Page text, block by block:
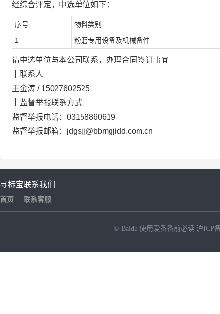
经综合评定， 中选单位如下：
序号 物料类别
1 粉磨专用设备及机械备件
请中选单位与本公司联系，办理合同签订事宜
联系人
王金涛 / 15027602525
监督举报联系方式
监督举报电话： 03158860619
监督举报邮箱： jdgsjj@bbmgjidd.com.cn
寻标宝
首页
联系我们
联系客服
© Baidu 使用爱番番前必读 沪ICP